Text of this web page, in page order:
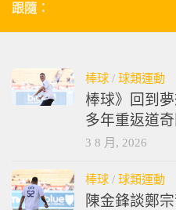
跟隨：
棒球 / 球類運動
棒球》回到
多年重返道
3 8 月, 2026
棒球 / 球類運動
陳金鋒談鄭